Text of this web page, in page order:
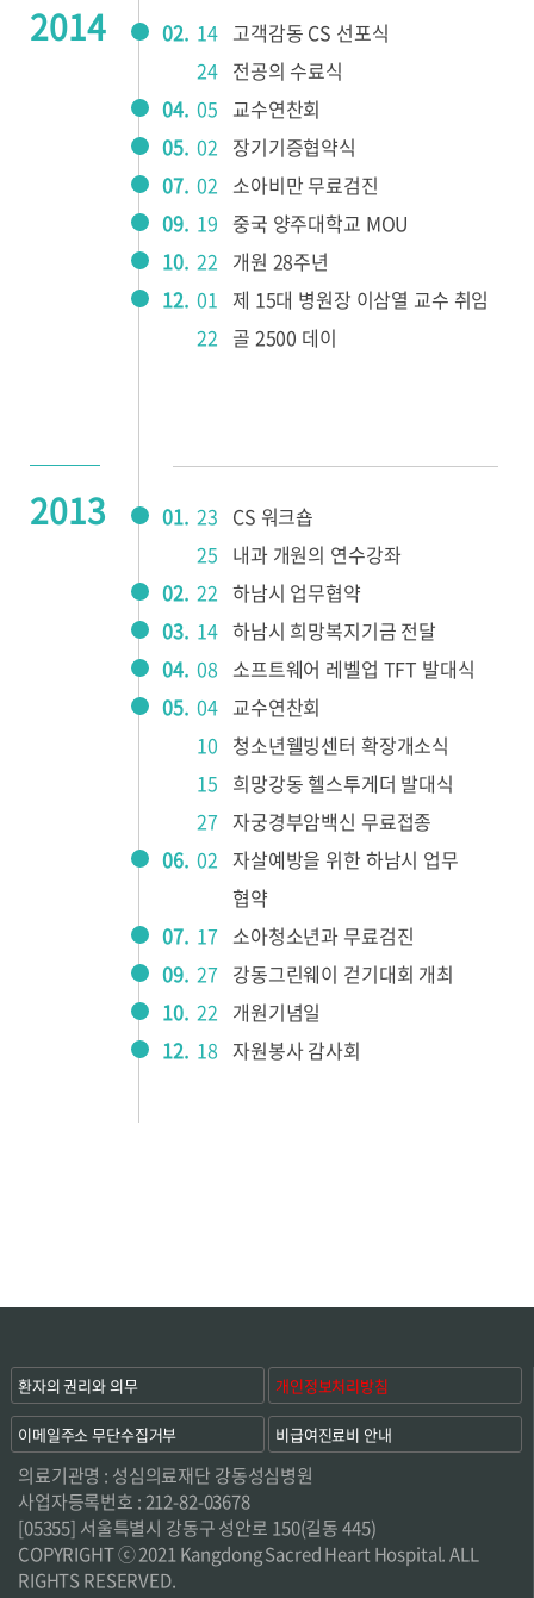
2014 02. 14 고객감동 CS 선포식
24 전공의 수료식
04. 05 교수연찬회
05. 02 장기기증협약식
07. 02 소아비만 무료검진
09. 19 중국 양주대학교 MOU
10. 22 개원 28주년
12. 01
제 15대 병원장 이삼열 교수 취임
22 골 2500 데이
2013 01. 23 CS 워크숍
25 내과 개원의 연수강좌
02. 22 하남시 업무협약
03. 14 하남시 희망복지기금 전달
04. 08 소프트웨어 레벨업 TFT 발대식
05. 04 교수연찬회
10 청소년웰빙센터 확장개소식
15 희망강동 헬스투게더 발대식
27 자궁경부암백신 무료접종
06. 02 자살예방을 위한 하남시 업무
협약
07. 17 소아청소년과 무료검진
09. 27 강동그린웨이 걷기대회 개최
10. 22 개원기념일
12. 18 자원봉사 감사회
환자의 권리와 의무 개인정보처리방침
이메일주소 무단수집거부 비급여진료비 안내
의료기관명 : 성심의료재단 강동성심병원
사업자등록번호 : 212-82-03678
[05355] 서울특별시 강동구 성안로 150(길동 445)
COPYRIGHT ⓒ 2021 Kangdong Sacred Heart Hospital. ALL
RIGHTS RESERVED.